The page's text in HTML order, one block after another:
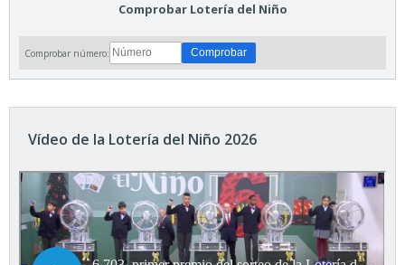
Comprobar Lotería del Niño
Comprobar número:
Vídeo de la Lotería del Niño 2026